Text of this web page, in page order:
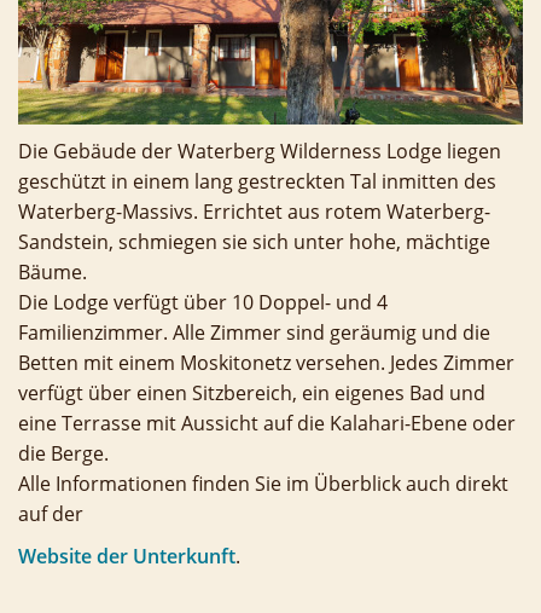
Die Gebäude der Waterberg Wilderness Lodge liegen
geschützt in einem lang gestreckten Tal inmitten des
Waterberg-Massivs. Errichtet aus rotem Waterberg-
Sandstein, schmiegen sie sich unter hohe, mächtige
Bäume.
Die Lodge verfügt über 10 Doppel- und 4
Familienzimmer. Alle Zimmer sind geräumig und die
Betten mit einem Moskitonetz versehen. Jedes Zimmer
verfügt über einen Sitzbereich, ein eigenes Bad und
eine Terrasse mit Aussicht auf die Kalahari-Ebene oder
die Berge.
Alle Informationen finden Sie im Überblick auch direkt
auf der
Website der Unterkunft.